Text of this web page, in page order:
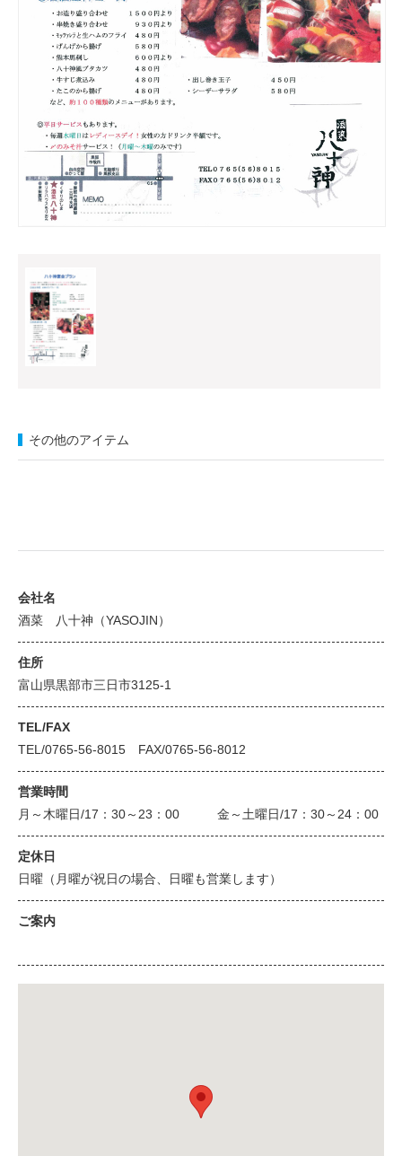
その他のアイテム
会社名
酒菜 八十神（YASOJIN）
住所
富山県黒部市三日市3125-1
TEL/FAX
TEL/0765-56-8015 FAX/0765-56-8012
営業時間
月～木曜日/17：30～23：00 金～土曜日/17：30～24：00
定休日
日曜（月曜が祝日の場合、日曜も営業します）
ご案内